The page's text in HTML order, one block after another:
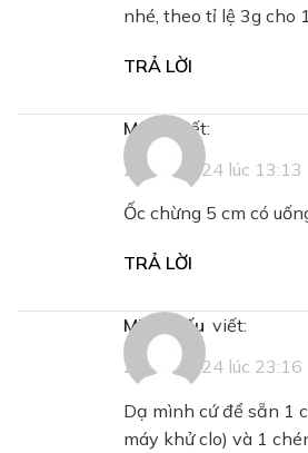
nhé, theo tỉ lệ 3g cho
TRẢ LỜI
Mạch
viết:
27/09/2024 lúc 13:13
Ốc chừng 5 cm có
TRẢ LỜI
Minh Hiếu viết:
27/09/2024 lúc 23:16
Dạ mình cứ để sẵn 1
máy khử clo) và 1